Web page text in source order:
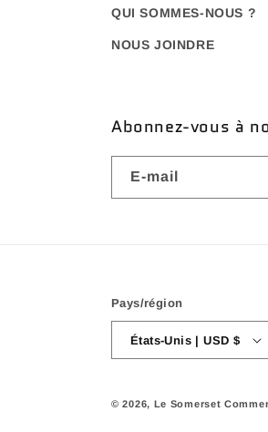
QUI SOMMES-NOUS ?
NOUS JOINDRE
Abonnez-vous à
E-mail
Pays/région
États-Unis | USD $
© 2026, Le Somerset